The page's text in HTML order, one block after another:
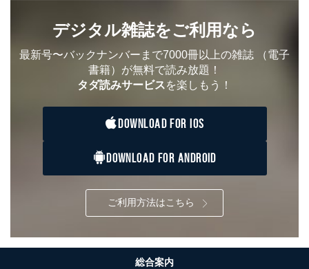
デジタル雑誌をご利用なら
最新号〜バックナンバーまで7000冊以上の雑誌 （電子
書籍）が無料で読み放題！
タダ読みサービスを楽しもう！
DOWNLOAD FOR IOS
DOWNLOAD FOR ANDROID
ご利用方法はこちら
総合案内